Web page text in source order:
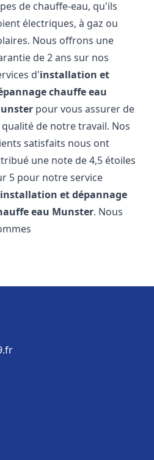
de chauffe-eau, qu'ils
électriques, à gaz ou
Nous offrons une
de 2 ans sur nos
d'installation et
chauffe eau
pour vous assurer de
qualité de notre travail. Nos
satisfaits nous ont
une note de 4,5 étoiles
5 pour notre service
installation et dépannage
eau Munster. Nous